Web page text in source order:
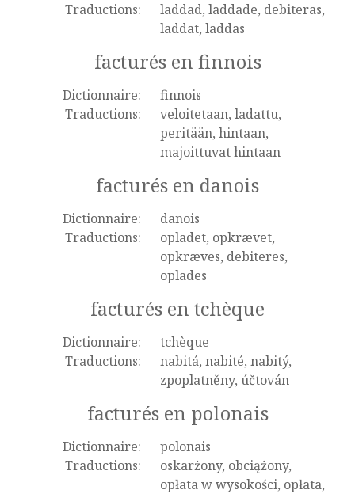
Traductions:
laddad, laddade, debiteras,
laddat, laddas
facturés en finnois
Dictionnaire:
finnois
Traductions:
veloitetaan, ladattu,
peritään, hintaan,
majoittuvat hintaan
facturés en danois
Dictionnaire:
danois
Traductions:
opladet, opkrævet,
opkræves, debiteres,
oplades
facturés en tchèque
Dictionnaire:
tchèque
Traductions:
nabitá, nabité, nabitý,
zpoplatněny, účtován
facturés en polonais
Dictionnaire:
polonais
Traductions:
oskarżony, obciążony,
opłata w wysokości, opłata,